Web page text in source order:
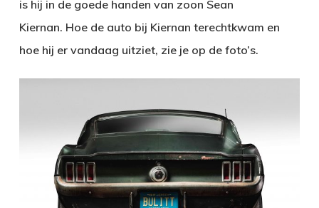
is hij in de goede handen van zoon Sean
Kiernan. Hoe de auto bij Kiernan terechtkwam en
hoe hij er vandaag uitziet, zie je op de foto’s.